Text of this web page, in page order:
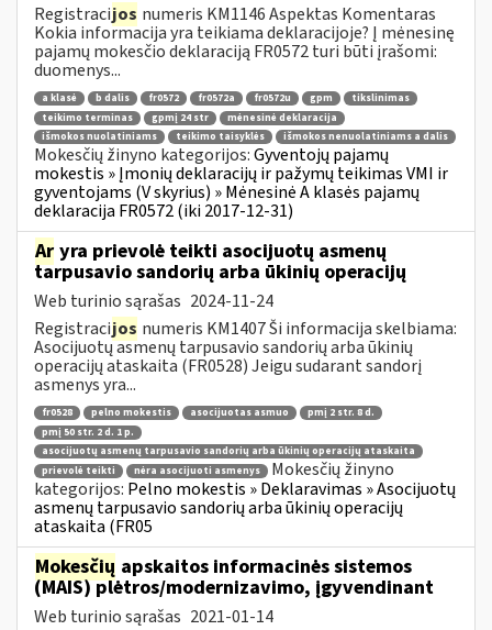
Registracijos numeris KM1146 Aspektas Komentaras
Kokia informacija yra teikiama deklaracijoje? Į mėnesinę
pajamų mokesčio deklaraciją FR0572 turi būti įrašomi:
duomenys...
a klasė b dalis fr0572 fr0572a fr0572u gpm
tikslinimas
teikimo terminas
gpmį 24 str
mėnesinė deklaracija
išmokos nuolatiniams
teikimo taisyklės išmokos nenuolatiniams a dalis
Mokesčių žinyno kategorijos:Gyventojų pajamų
mokestis » Įmonių deklaracijų ir pažymų teikimas VMI ir
gyventojams (V skyrius) » Mėnesinė A klasės pajamų
deklaracija FR0572 (iki 2017-12-31)
Ar yra prievolė teikti asocijuotų asmenų
tarpusavio sandorių arba ūkinių operacijų
Web turinio sąrašas 2024-11-24
Registracijos numeris KM1407 Ši informacija skelbiama:
Asocijuotų asmenų tarpusavio sandorių arba ūkinių
operacijų ataskaita (FR0528) Jeigu sudarant sandorį
asmenys yra...
fr0528 pelno mokestis asocijuotas asmuo
pmį 2 str. 8 d.
pmį 50 str. 2 d. 1 p.
asocijuotų asmenų tarpusavio sandorių arba ūkinių operacijų ataskaita
prievolė teikti
nėra asocijuoti asmenys
Mokesčių žinyno
kategorijos: Pelno mokestis » Deklaravimas » Asocijuotų
asmenų tarpusavio sandorių arba ūkinių operacijų
ataskaita (FR05
Mokesčių apskaitos informacinės sistemos
(MAIS) plėtros/modernizavimo, įgyvendinant
Web turinio sąrašas 2021-01-14